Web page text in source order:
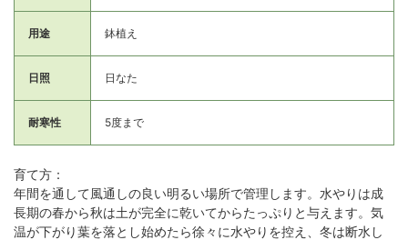
用途 鉢植え
日照 日なた
耐寒性 5度まで
育て方：
年間を通して風通しの良い明るい場所で管理します。水やりは成
長期の春から秋は土が完全に乾いてからたっぷりと与えます。気
温が下がり葉を落とし始めたら徐々に水やりを控え、冬は断水し